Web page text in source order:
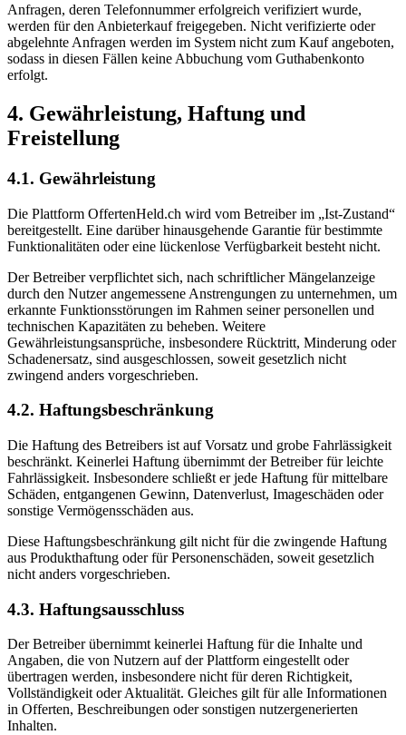
Anfragen, deren Telefonnummer erfolgreich verifiziert wurde,
werden für den Anbieterkauf freigegeben. Nicht verifizierte oder
abgelehnte Anfragen werden im System nicht zum Kauf angeboten,
sodass in diesen Fällen keine Abbuchung vom Guthabenkonto
erfolgt.
4. Gewährleistung, Haftung und
Freistellung
4.1. Gewährleistung
Die Plattform OffertenHeld.ch wird vom Betreiber im „Ist-Zustand“
bereitgestellt. Eine darüber hinausgehende Garantie für bestimmte
Funktionalitäten oder eine lückenlose Verfügbarkeit besteht nicht.
Der Betreiber verpflichtet sich, nach schriftlicher Mängelanzeige
durch den Nutzer angemessene Anstrengungen zu unternehmen, um
erkannte Funktionsstörungen im Rahmen seiner personellen und
technischen Kapazitäten zu beheben. Weitere
Gewährleistungsansprüche, insbesondere Rücktritt, Minderung oder
Schadenersatz, sind ausgeschlossen, soweit gesetzlich nicht
zwingend anders vorgeschrieben.
4.2. Haftungsbeschränkung
Die Haftung des Betreibers ist auf Vorsatz und grobe Fahrlässigkeit
beschränkt. Keinerlei Haftung übernimmt der Betreiber für leichte
Fahrlässigkeit. Insbesondere schließt er jede Haftung für mittelbare
Schäden, entgangenen Gewinn, Datenverlust, Imageschäden oder
sonstige Vermögensschäden aus.
Diese Haftungsbeschränkung gilt nicht für die zwingende Haftung
aus Produkthaftung oder für Personenschäden, soweit gesetzlich
nicht anders vorgeschrieben.
4.3. Haftungsausschluss
Der Betreiber übernimmt keinerlei Haftung für die Inhalte und
Angaben, die von Nutzern auf der Plattform eingestellt oder
übertragen werden, insbesondere nicht für deren Richtigkeit,
Vollständigkeit oder Aktualität. Gleiches gilt für alle Informationen
in Offerten, Beschreibungen oder sonstigen nutzergenerierten
Inhalten.